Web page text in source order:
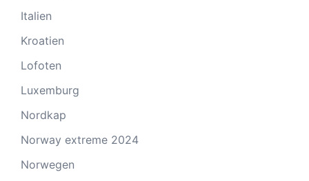
Italien
Kroatien
Lofoten
Luxemburg
Nordkap
Norway extreme 2024
Norwegen